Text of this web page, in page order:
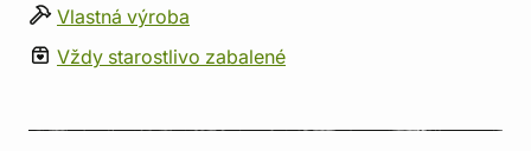
Vlastná výroba
Vždy starostlivo zabalené